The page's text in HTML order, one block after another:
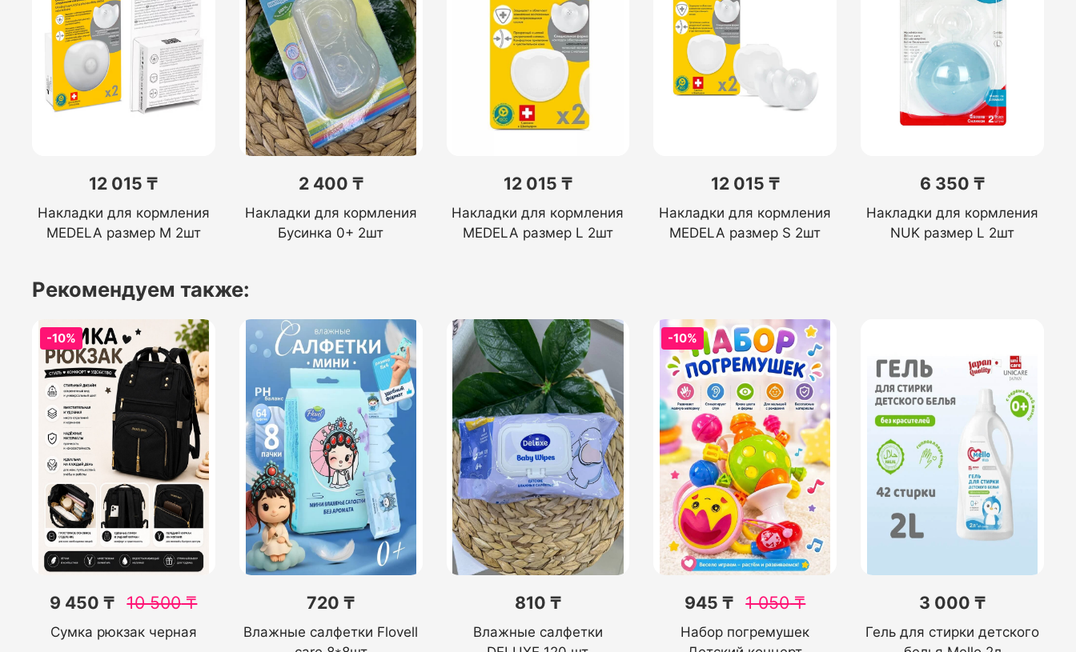
12 015 ₸
Накладки для кормления
MEDELA размер M 2шт
2 400 ₸
Накладки для кормления
Бусинка 0+ 2шт
12 015 ₸
Накладки для кормления
MEDELA размер L 2шт
12 015 ₸
Накладки для кормления
MEDELA размер S 2шт
6 350 ₸
Накладки для кормления
NUK размер L 2шт
Рекомендуем также:
-10%
9 450 ₸ 10 500₸
Сумка рюкзак черная
720 ₸
Влажные салфетки Flovell
810 ₸
Влажные салфетки
-10%
945 ₸ 1 050₸
Набор погремушек
3 000 ₸
Гель для стирки детского